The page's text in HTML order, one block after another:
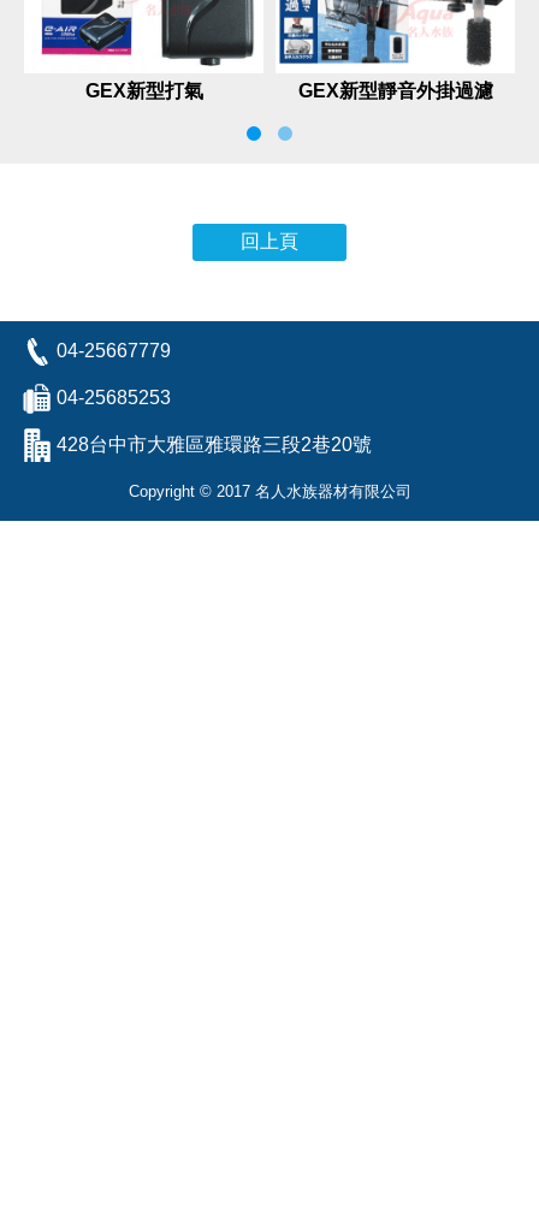
GEX新型打氣 GEX新型靜音外掛過濾
回上頁
04-25667779
04-25685253
428台中市大雅區雅環路三段2巷20號
Copyright © 2017 名人水族器材有限公司